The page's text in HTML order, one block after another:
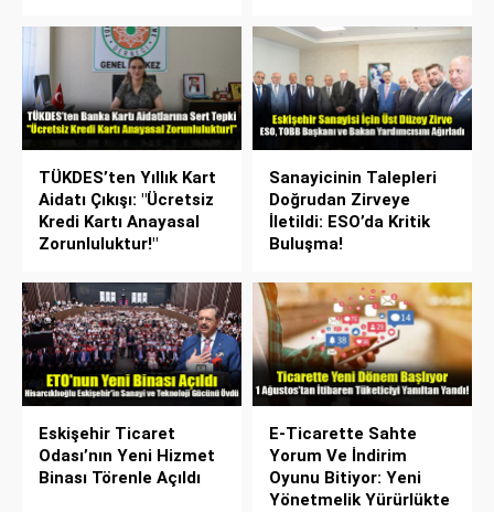
TÜKDES’ten Yıllık Kart
Aidatı Çıkışı: "Ücretsiz
Kredi Kartı Anayasal
Zorunluluktur!"
Sanayicinin Talepleri
Doğrudan Zirveye
İletildi: ESO’da Kritik
Buluşma!
Eskişehir Ticaret
Odası’nın Yeni Hizmet
Binası Törenle Açıldı
E-Ticarette Sahte
Yorum Ve İndirim
Oyunu Bitiyor: Yeni
Yönetmelik Yürürlükte